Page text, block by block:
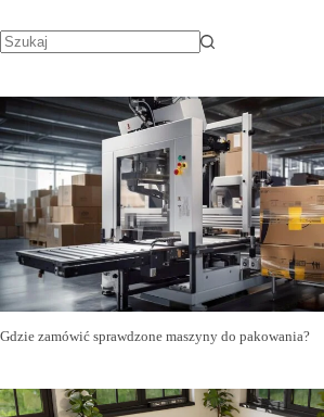
Gdzie zamówić sprawdzone maszyny do pakowania?